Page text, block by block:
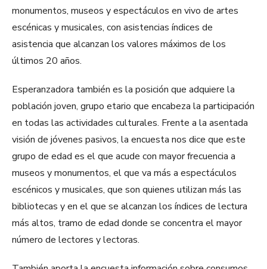
monumentos, museos y espectáculos en vivo de artes
escénicas y musicales, con asistencias índices de
asistencia que alcanzan los valores máximos de los
últimos 20 años.
Esperanzadora también es la posición que adquiere la
población joven, grupo etario que encabeza la participación
en todas las actividades culturales. Frente a la asentada
visión de jóvenes pasivos, la encuesta nos dice que este
grupo de edad es el que acude con mayor frecuencia a
museos y monumentos, el que va más a espectáculos
escénicos y musicales, que son quienes utilizan más las
bibliotecas y en el que se alcanzan los índices de lectura
más altos, tramo de edad donde se concentra el mayor
número de lectores y lectoras.